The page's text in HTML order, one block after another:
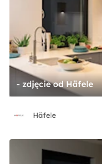
- zdjęcie od Häfele
Häfele